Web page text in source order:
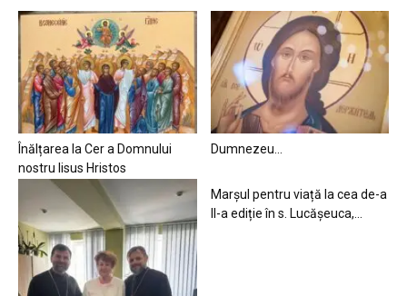
Înălțarea la Cer a Domnului
nostru Iisus Hristos
Dumnezeu…
Marșul pentru viață la cea de-a
II-a ediție în s. Lucășeuca,...